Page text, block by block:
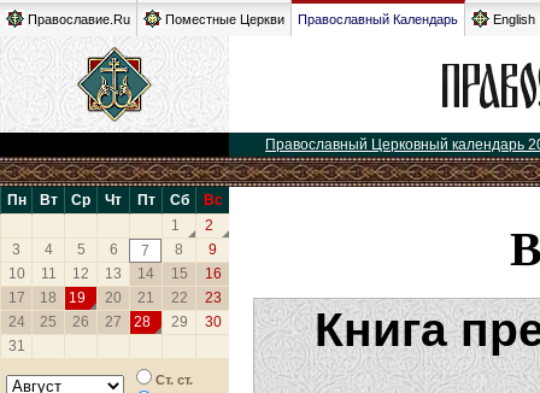
Православие.Ru Поместные Церкви Православный Календарь English
Православный Церковный календарь
Пн Вт Ср Чт Пт Сб
Вс
1
2
3
4 5 6 7 8
9
10
11 12 13 14 15
16
17
18 19 20 21 22
23
24
25 26 27 28 29
30
31
Ст. ст.
Книга